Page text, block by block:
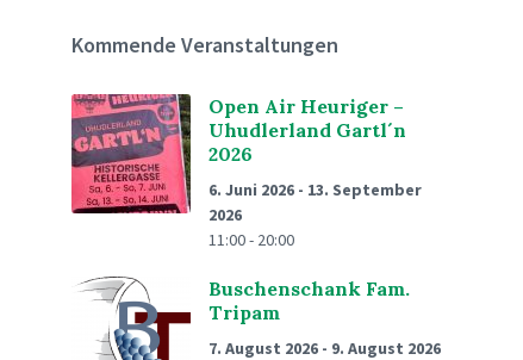
Kommende Veranstaltungen
Open Air Heuriger –
Uhudlerland Gartl´n
2026
6. Juni 2026 - 13. September
2026
11:00 - 20:00
Buschenschank Fam.
Tripam
7. August 2026 - 9. August 2026